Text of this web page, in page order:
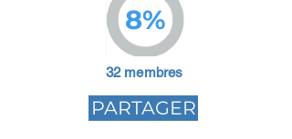
8%
32 membres
PARTAGER